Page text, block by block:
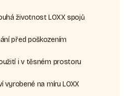
životnost LOXX spojů
před poškozením
i v těsném prostoru
vyrobené na míru LOXX